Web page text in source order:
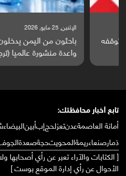
باحثون من اليمن يدخلون سباق
واعدة منشورة عالميا (ترجمة)
تابع أخبار محافظتك:
أمانة العاصمةعدنتعزلحجإبأبينالبيضاء
ذمارصنعاءريمةالمحويتحجةصعدة
[ الكتابات والآراء تعبر عن رأي
الأحوال عن رأي إدارة الموقع بوست ]